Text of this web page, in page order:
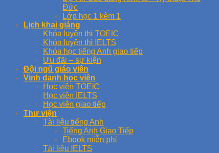
Đức
Lớp học 1 kèm 1
Lịch khai giảng
Khóa luyện thi TOEIC
Khóa luyện thi IELTS
Khóa học tiếng Anh giao tiếp
Ưu đãi – sự kiện
Đội ngũ giáo viên
Vinh danh học viên
Học viên TOEIC
Học viên IELTS
Học viên giao tiếp
Thư viện
Tài liệu tiếng Anh
Tiếng Anh Giao Tiếp
Ebook miễn phí
Tài liệu IELTS